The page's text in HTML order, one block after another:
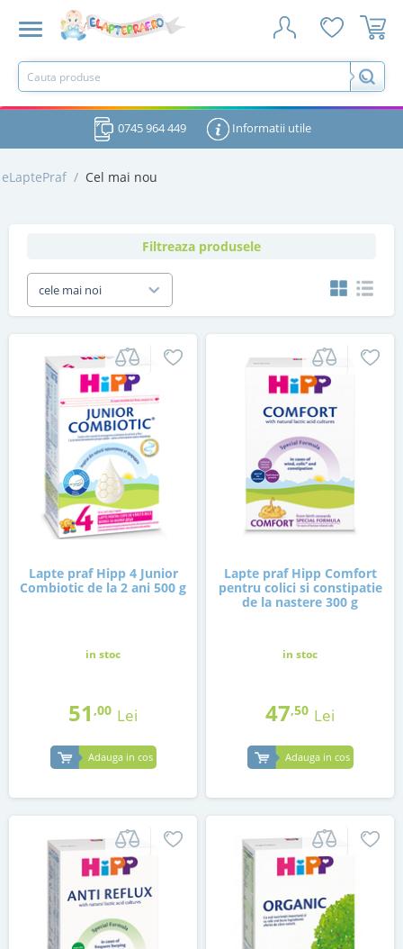
0745 964 449 Informatii utile
eLaptePraf / Cel mai nou
Filtreaza produsele
cele mai noi
Lapte praf Hipp 4 Junior
Combiotic de la 2 ani 500 g
in stoc
51 ,00 Lei
Adauga in cos
Lapte praf Hipp Comfort
pentru colici si constipatie
de la nastere 300 g
in stoc
47,50 Lei
Adauga in cos